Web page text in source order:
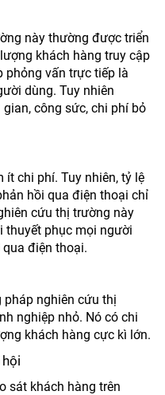
này thường được triển
khách hàng truy cập
phỏng vấn trực tiếp là
dùng. Tuy nhiên
công sức, chi phí bỏ
ít chi phí. Tuy nhiên, tỷ lệ
hồi qua điện thoại chỉ
cứu thị trường này
thuyết phục mọi người
điện thoại.
nghiên cứu thị
nghiệp nhỏ. Nó có chi
khách hàng cực kì lớn.
sát khách hàng trên